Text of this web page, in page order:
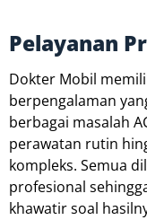
Pelayanan
Dokter Mobil
berpengalaman
berbagai masalah
perawatan rutin
kompleks. Semua
profesional
khawatir soal